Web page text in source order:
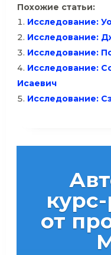
Похожие статьи:
Исследование:
Исследование:
Исследование:
Исследование:
Исаевич
Исследование:
от